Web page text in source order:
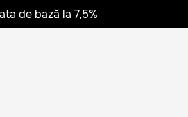
de bază la 7,5%